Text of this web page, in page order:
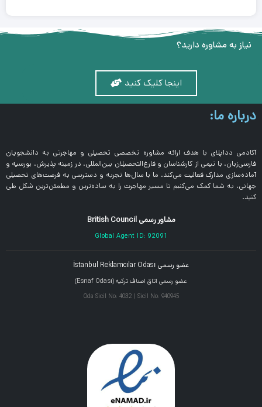
نیاز به مشاوره دارید؟
اینجا کلیک کنید
درباره ما:
آکادمی دداپلای با هدف ارائه مشاوره تخصصی تحصیلی و مهاجرتی به دانشجویان
فارسی‌زبان، با تیمی از کارشناسان و فارغ‌التحصیلان بین‌المللی، در زمینه پذیرش، بورسیه و
آماده‌سازی مدارک فعالیت می‌کند. ما با سال‌ها تجربه و دسترسی به فرصت‌های تحصیلی
جهانی، به شما کمک می‌کنیم تا مسیر مهاجرت را به ساده‌ترین و مطمئن‌ترین شکل طی
کنید.
مشاور رسمی British Council
Global Agent ID: 92091
عضو رسمی İstanbul Reklamcılar Odası
عضو رسمی اتاق اصناف ترکیه (Esnaf Odası)
Oda Sicil No: 4032 | Sicil No: 940945